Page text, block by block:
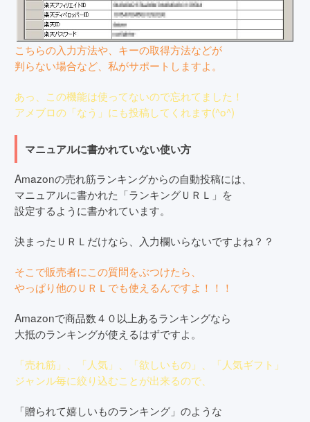
こちらの入力方法や、キーの取得方法などが
判らない場合など、私がサポートしますよ。
あっ、この機能は使ってないので忘れてました！
アメブロの「なう」にも投稿してくれます(^o^)
マニュアルに書かれていない使い方
Amazonの売れ筋ランキングからの自動投稿には、
マニュアルに書かれた「ランキングＵＲＬ」を
設定するように書かれています。
決まったＵＲＬだけなら、入力欄いらないですよね？？
そこで販売者にこの質問をぶつけたら、
やっぱり他のＵＲＬでも使えるんですよ！！！
Amazonで商品数４０以上あるランキングなら
大抵のランキングが使えるはずですよ。
「売れ筋」、「人気」、「欲しいもの」、「人気ギフト」
ジャンル毎に絞り込むことが出来るので、
「贈られて嬉しいものランキング」のような